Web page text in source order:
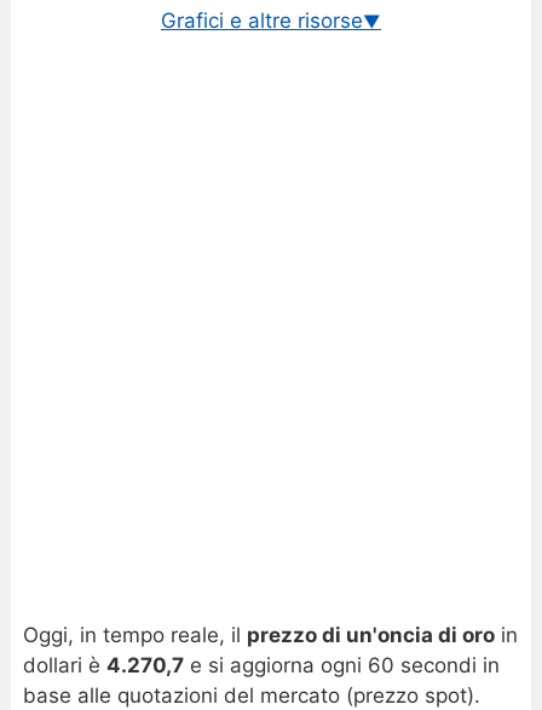
Grafici e altre risorse▼
Oggi, in tempo reale, il prezzo di un'oncia di oroin
dollari è 4.270,7e si aggiorna ogni 60 secondi in
base alle quotazioni del mercato (prezzo spot).